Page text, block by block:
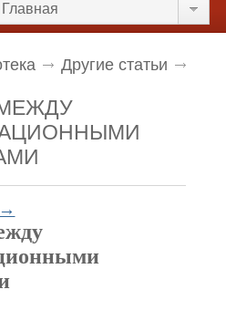
Главная
Другие статьи